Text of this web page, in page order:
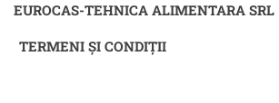
EUROCAS-TEHNICA ALIMENTARA SRL
TERMENI ȘI CONDIȚII